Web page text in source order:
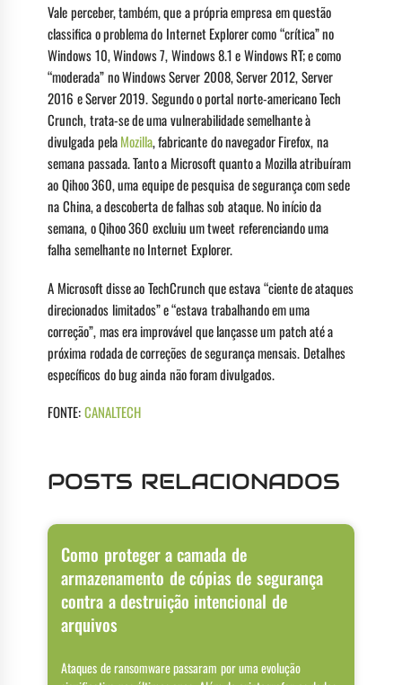
Vale perceber, também, que a própria empresa em questão
classifica o problema do Internet Explorer como “crítica” no
Windows 10, Windows 7, Windows 8.1 e Windows RT; e como
“moderada” no Windows Server 2008, Server 2012, Server
2016 e Server 2019. Segundo o portal norte-americano Tech
Crunch, trata-se de uma vulnerabilidade semelhante à
divulgada pelaMozilla, fabricante do navegador Firefox, na
semana passada. Tanto a Microsoft quanto a Mozilla atribuíram
ao Qihoo 360, uma equipe de pesquisa de segurança com sede
na China, a descoberta de falhas sob ataque. No início da
semana, o Qihoo 360 excluiu um tweet referenciando uma
falha semelhante no Internet Explorer.
A Microsoft disse ao TechCrunch que estava “ciente de ataques
direcionados limitados” e “estava trabalhando em uma
correção”, mas era improvável que lançasse um patch até a
próxima rodada de correções de segurança mensais. Detalhes
específicos do bug ainda não foram divulgados.
FONTE:CANALTECH
POSTS RELACIONADOS
Como proteger a camada de
armazenamento de cópias de segurança
contra a destruição intencional de
arquivos
Ataques de ransomware passaram por uma evolução